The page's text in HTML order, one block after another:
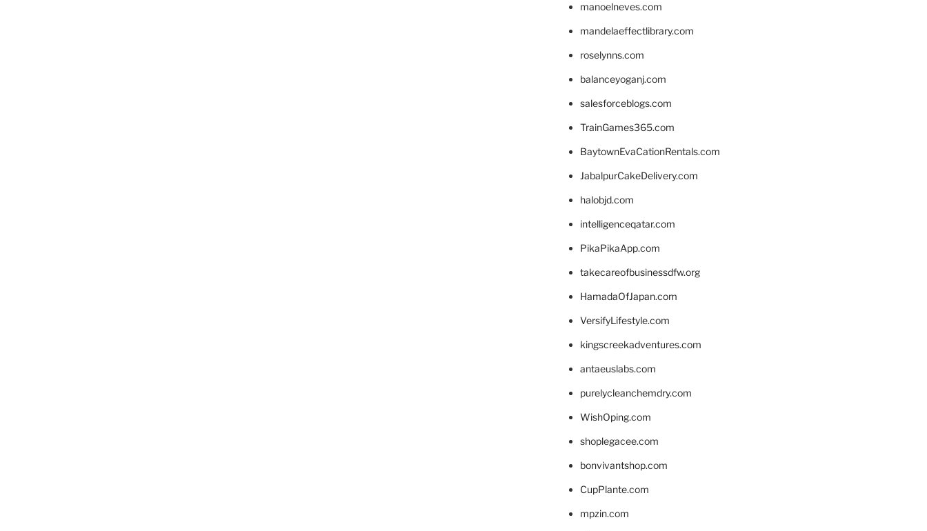
manoelneves.com
mandelaeffectlibrary.com
roselynns.com
balanceyoganj.com
salesforceblogs.com
TrainGames365.com
BaytownEvaCationRentals.com
JabalpurCakeDelivery.com
halobjd.com
intelligenceqatar.com
PikaPikaApp.com
takecareofbusinessdfw.org
HamadaOfJapan.com
VersifyLifestyle.com
kingscreekadventures.com
antaeuslabs.com
purelycleanchemdry.com
WishOping.com
shoplegacee.com
bonvivantshop.com
CupPlante.com
mpzin.com